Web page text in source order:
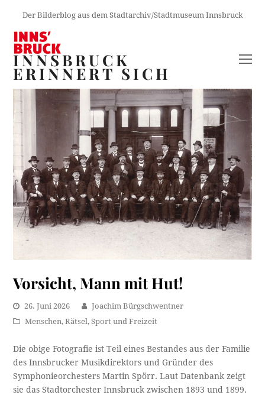
Der Bilderblog aus dem Stadtarchiv/Stadtmuseum Innsbruck
INNSBRUCK
ERINNERT SICH
Vorsicht, Mann mit Hut!
26. Juni 2026
Joachim Bürgschwentner
Menschen,Rätsel,Sport und Freizeit
Die obige Fotografie ist Teil eines Bestandes aus der Familie
des Innsbrucker Musikdirektors und Gründer des
Symphonieorchesters Martin Spörr. Laut Datenbank zeigt
sie das Stadtorchester Innsbruck zwischen 1893 und 1899.